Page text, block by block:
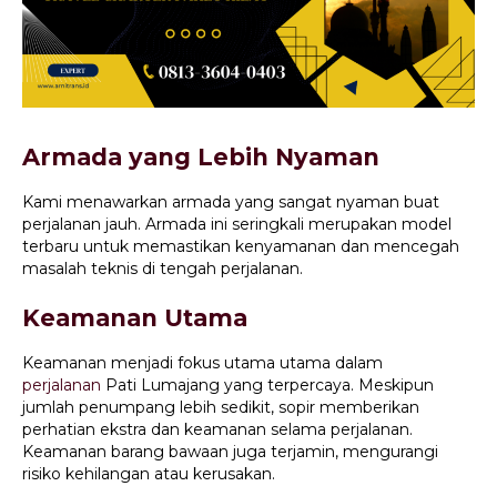
Armada yang Lebih Nyaman
Kami menawarkan armada yang sangat nyaman buat
perjalanan jauh. Armada ini seringkali merupakan model
terbaru untuk memastikan kenyamanan dan mencegah
masalah teknis di tengah perjalanan.
Keamanan Utama
Keamanan menjadi fokus utama utama dalam
perjalanan Pati Lumajang yang terpercaya. Meskipun
jumlah penumpang lebih sedikit, sopir memberikan
perhatian ekstra dan keamanan selama perjalanan.
Keamanan barang bawaan juga terjamin, mengurangi
risiko kehilangan atau kerusakan.